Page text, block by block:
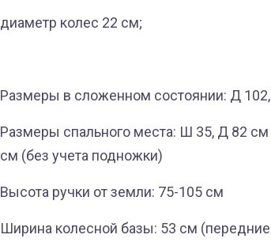
диаметр колес 22 см;
Размеры в сложенном состоянии: Д
Размеры спального места: Ш 35, Д 82
см (без учета подножки)
Высота ручки от земли: 75-105 см
Ширина колесной базы: 53 см